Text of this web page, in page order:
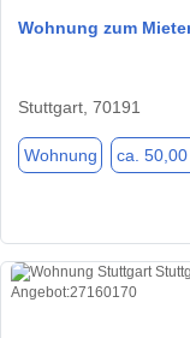
Wohnung zum
Stuttgart, 70191
Wohnung ca. 50,00